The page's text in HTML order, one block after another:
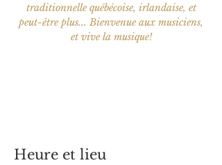
traditionnelle québécoise, irlandaise, et
peut-être plus... Bienvenue aux musiciens,
et vive la musique!
Heure et lieu